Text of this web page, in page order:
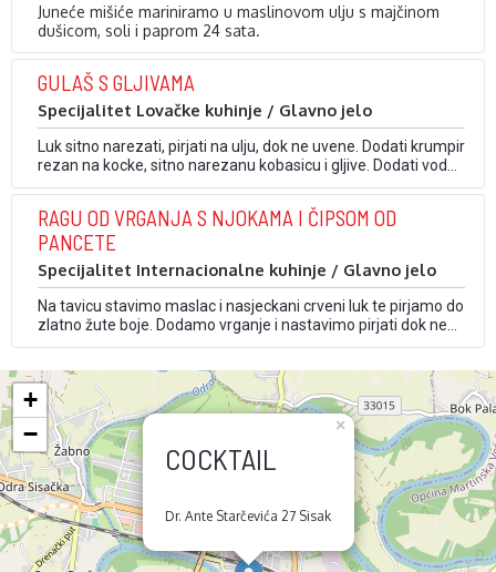
Juneće mišiće mariniramo u maslinovom ulju s majčinom
dušicom, soli i paprom 24 sata.
Mišiće zatim vakumiramo u pvc foliji da ne ostane zraka u
njima. Meso kuhamo na pari 10 sati na temperaturi od 80
°C. Meso nakon kuhanja prelijemo demi glace umakom
kojeg smo aromatizirali majčinom dušicom.
Mišiće …
GULAŠ S GLJIVAMA
Specijalitet Lovačke kuhinje / Glavno jelo
Luk sitno narezati, pirjati na ulju, dok ne uvene. Dodati krumpir
rezan na kocke, sitno narezanu kobasicu i gljive. Dodati vodu.
Pirjati dok krumpir ne omekša, uz povremeno dodavanje
vode. Zatim dodati slatku i ljutu papriku (ili feferone sitno
narezane) i rajčice. Sve pobrašniti, dodati vino i vodu da
postane …
RAGU OD VRGANJA S NJOKAMA I ČIPSOM OD
PANCETE
Specijalitet Internacionalne kuhinje / Glavno jelo
Na tavicu stavimo maslac i nasjeckani crveni luk te pirjamo do
zlatno žute boje. Dodamo vrganje i nastavimo pirjati dok ne
postanu mekani. Zatim dodamo aceto kremu, timijan, senf,
oko 10 minuta. Na kraju dodamo kiselo vrhnje. Poslužimo s
domaćim …
COCKTAIL
Dr. Ante Starčevića 27 Sisak
×
+
−